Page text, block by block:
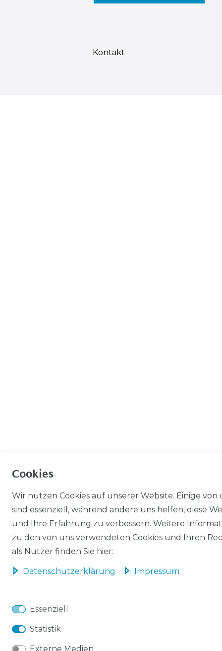
Kontakt
Cookies
Wir nutzen Cookies auf unserer Website. Einige von
sind essenziell, während andere uns helfen, diese
und Ihre Erfahrung zu verbessern. Weitere
zu den von uns verwendeten Cookies und Ihren
als Nutzer finden Sie hier:
Daten­schutz­erklärung Impressum
Essenziell
Statistik
Externe Medien